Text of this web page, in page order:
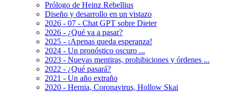
Prólogo de Heinz Rebellius
Diseño y desarrollo en un vistazo
2026 - 07 - Chat GPT sobre Dieter
2026 - ¿Qué va a pasar?
2025 - ¡Apenas queda esperanza!
2024 - Un pronóstico oscuro ...
2023 - Nuevas mentiras, prohibiciones y órdenes ...
2022 - ¿Qué pasará?
2021 - Un año extraño
2020 - Hernia, Coronavirus, Hollow Skai